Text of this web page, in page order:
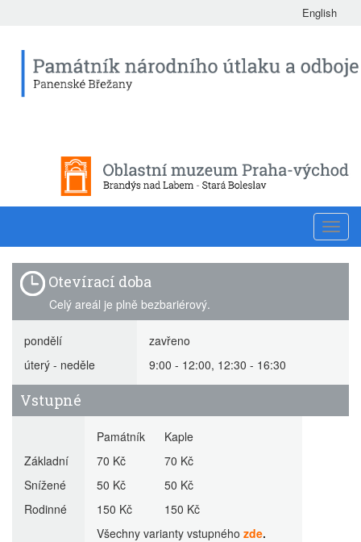
English
Otevírací doba
Celý areál je plně bezbariérový.
pondělí
zavřeno
úterý - neděle
9:00 - 12:00, 12:30 - 16:30
Vstupné
Památník Kaple
Základní
70 Kč 70 Kč
Snížené
50 Kč 50 Kč
Rodinné
150 Kč 150 Kč
Všechny varianty vstupného zde.